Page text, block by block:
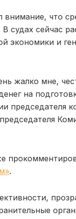
внимание, что
судах сейчас
экономики и
жалко мне,
на
председателя
.